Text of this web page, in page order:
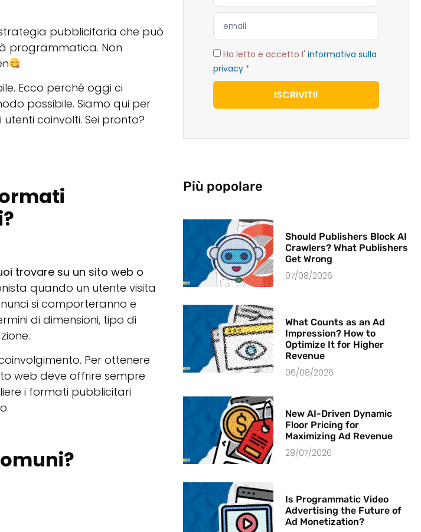
pubblicitaria che può
programmatica. Non
Ecco perché oggi ci
possibile. Siamo qui per
coinvolti. Sei pronto?
trovare su un sito web o
quando un utente visita
si comporteranno e
di dimensioni, tipo di
Per ottenere
web deve offrire sempre
i formati pubblicitari
Ho letto e accetto l' informativa sulla
privacy*
ISCRIVITI!
Più popolare
Should Publishers Block AI
Crawlers? What Publishers
Get Wrong
07/08/2026
What Counts as an Ad
Impression? How to
Optimize It for Higher
Revenue
06/08/2026
New AI-Driven Dynamic
Floor Pricing for
Maximizing Ad Revenue
28/07/2026
Is Programmatic Video
Advertising the Future of
Ad Monetization?